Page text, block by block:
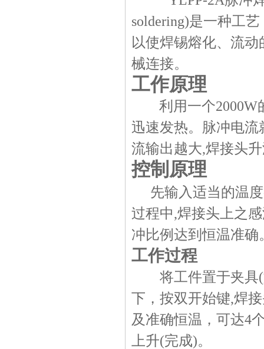
soldering)是一种工
以使焊锡熔化、流
械连接。
工作原理
利用一个2000W
迅速发热。脉冲电流
流输出越大,焊接头
控制原理
先输入适当的温
过程中,焊接头上之
冲比例达到恒温准确
工作过程
将工件置于夹具(
下，按双开始键,焊
及准确恒温，可达4
上升(完成)。